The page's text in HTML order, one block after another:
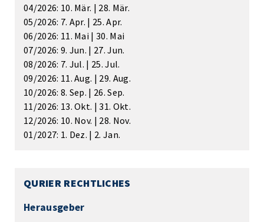
04/2026: 10. Mär. | 28. Mär.
05/2026: 7. Apr. | 25. Apr.
06/2026: 11. Mai | 30. Mai
07/2026: 9. Jun. | 27. Jun.
08/2026: 7. Jul. | 25. Jul.
09/2026: 11. Aug. | 29. Aug.
10/2026: 8. Sep. | 26. Sep.
11/2026: 13. Okt. | 31. Okt.
12/2026: 10. Nov. | 28. Nov.
01/2027: 1. Dez. | 2. Jan.
QURIER RECHTLICHES
Herausgeber